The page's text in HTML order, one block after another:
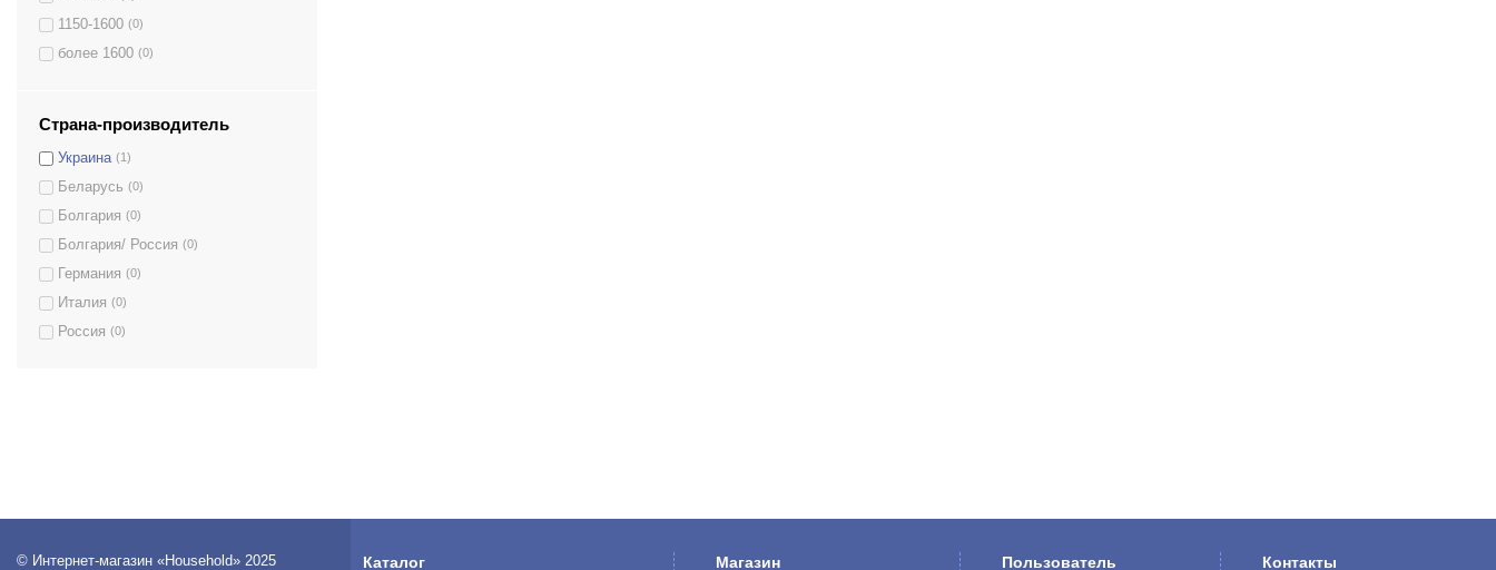
1150-1600 (0)
более 1600 (0)
Страна-производитель
Украина (1)
Беларусь (0)
Болгария (0)
Болгария/ Россия (0)
Германия (0)
Италия (0)
Россия (0)
© Интернет-магазин «Household» 2025 Каталог Магазин Пользователь Контакты